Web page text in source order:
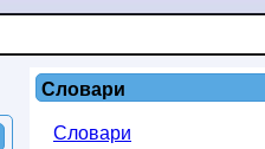
Словари
Словари